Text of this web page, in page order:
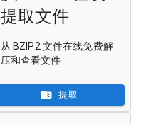
提取文件
从 BZIP2 文件在线免费解
压和查看文件
提取